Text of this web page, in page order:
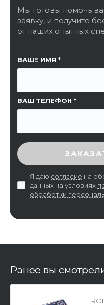
Мы готовы помочь
заявку, и получите
от наших опытных
ВАШЕ ИМЯ
ВАШ ТЕЛЕФОН
ССЫЛКА НА СТРАНИЦУ
ВВЕДИТЕ
Я даю согласие на
данных на условиях
обработки
Ранее вы